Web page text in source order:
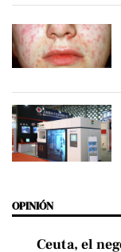
OPINIÓN
Ceuta, el